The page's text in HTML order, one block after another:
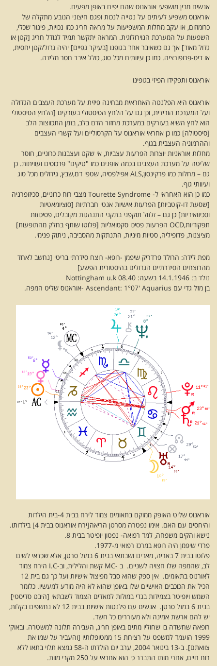
אנשים מבין מושפעי אוראנוס שהם יפים באופן מפעים.
אוראנוס משפיע לעיתים על נטייה לנכות ופגם חיצוני הנובע מתקלה של
כרומוזום, או עקב מחלות המשפיעות על מראה חריג כמו נכויות, פיגור שכלי,
השפעות על המערכת הנוירולוגית. המראה יתקשר תמיד לגודל חריג [קטן או
גדול מאוד] אך גם כשאיבר אחד בגופנו [בעיקר גפיים] יהיה גדול/קטן יחסית,
או דיס-פרופורציה. כמו כן עיוותים מכל סוג, כולל איבר חסר מלידה.
אוראנוס ותפקידו הפיזי בגופינו
אוראנוס היא הפלנטה האחראית מבחינה פיזית על מערכת העצבים הגדולה
ועל המערכת הורידית, וכן גם על הלחץ הסיסטולי בעורקים [הלחץ הסיסטולי
הוא לחץ השיא בעורקים במערכת מחזור הדם בלב, בזמן התכווצות הלב
[סיסטולה] כמו כן אחראי אוראנוס על הקרסוליים ועל קשרי העצבים
וההרמוניה העצבית בגוף.
מחלות אוראניות יוצרות הפרעות עצביות, אי שקט ועצבנות כרוניים, חוסר
שליטה על מערכת העצבים בכמה אופנים כמו "טיקים" פרכוסים ועוויתות. כן
גם – מחלות כמו פרקינסון,ALS אפילפסיה, שטפי דם,שבץ, גידולים מכל סוג
ועיוותי גוף.
כמו כן הוא האחראי ל- Tourette Syndrome מצבי רוח כרוניים, סכיזופרניה
[שסעת דו-קוטביות] הפרעות אישיות אנטי חברתיות [סוציומאטיות
וסכיזואידיות] כן גם – זלזול תוקפני בתקני התנהגות מקובלים, פסיכוזות
תפקודיות,OCD הפרעות פסיכו סקסואליות [פלוטו שותף בחלק מהתופעות]
מציצנות, פדופיליה, סטיות מיניות, התנתקות מהסביבה, ניתוק פנימי.
מפת לידה: הרולד פרדריק שיפמן -רופא- רוצח סידרתי בריטי [נחשב לאחד
מהרוצחים הסידרתיים הגדולים בהיסטורית הפשע]
נולד ב: 14.1.1946 בשעה: 08.40 Nottingham u.k
בן מזל גדי עם Ascendant: 1°07' Aquarius -אוראנוס שליט המפה.
אוראנוס שליט האופק ממוקם בתאומים צמוד לירח בבית 4-בית הילדות
והיחסים עם האם. אימו נפטרה מסרטן הריאה[ירח אוראנוס בבית 4] בילדותו.
נישא והקים משפחה, למד רפואה- נפטון יופיטר בבית 8.
פרדי שיפמן היה רופא במרכז רפואי מ-1977.
פלוטו בבית 7 באריה, מאדים ושבתאי בבית 6 במזל סרטן, אלא שכדאי לשים
לב, שהמפה שלו חצויה לשניים. ב -MC קשת והלילית, וב-I.C הירח צמוד
לאורנוס בתאומים. אין ספק שהוא סבל מפיצול אישיות ועל כך גם בית 12
הכיל את הכוכבים האישיים שלו באופן שהוא לא היה מודע למעשיו. כלומר
השמש ויופיטר בצמידות בגדי במולות למאדים הצמוד לשבתאי [היבט סדיסטי]
בבית 6 במזל סרטן. אנשים עם פלנטות אישיות בבית 12 לא נחשפים בקלות,
יש להם ארשת אמינה ולא מעוררים כל חשד.
רופאה שחשדה בו שחוליו מתים באופן חריג, העבירה תלונה למשטרה. ובאוק'
1999 הועמד למשפט על רציחת 15 ממטופלותיו [והעביר על שמו את
צוואתם]. ב-13 בינואר 2004, ערב יום הולדתו ה-58 נמצא תלוי בתאו ללא
רוח חיים, אחרי מותו התברר כי הוא אחראי על 250 מקרי מוות.